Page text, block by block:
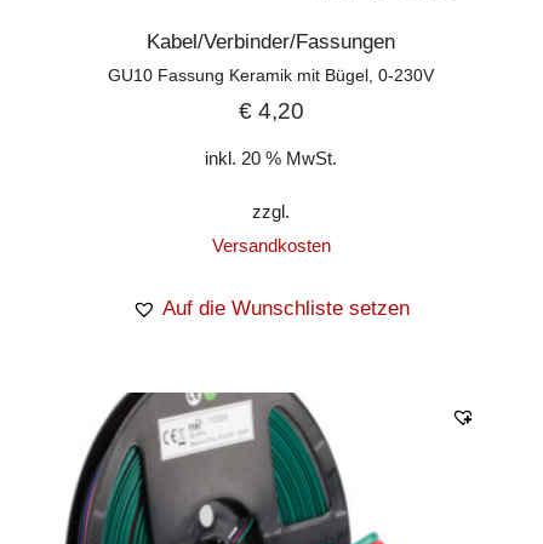
Kabel/Verbinder/Fassungen
GU10 Fassung Keramik mit Bügel, 0-230V
€4,20
inkl. 20 % MwSt.
zzgl.
Versandkosten
Auf die Wunschliste setzen